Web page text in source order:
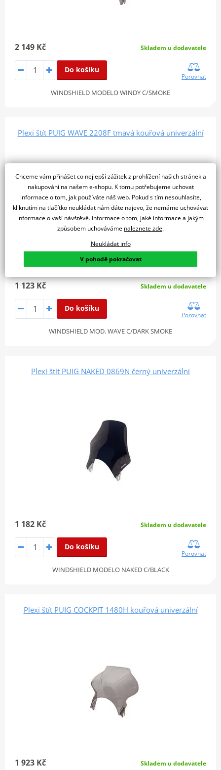
2 149 Kč Skladem u dodavatele
Do košíku
Porovnat
WINDSHIELD MODELO WINDY C/SMOKE
Plexi štít PUIG WAVE 2208F tmavá kouřová univerzální
1 123 Kč Skladem u dodavatele
Do košíku
Porovnat
WINDSHIELD MOD. WAVE C/DARK SMOKE
Plexi štít PUIG NAKED 0869N černý univerzální
1 182 Kč Skladem u dodavatele
Do košíku
Porovnat
WINDSHIELD MODELO NAKED C/BLACK
Plexi štít PUIG COCKPIT 1480H kouřová univerzální
1 923 Kč Skladem u dodavatele
Chceme vám přinášet co nejlepší zážitek z prohlížení našich stránek a
nakupování na našem e-shopu. K tomu potřebujeme uchovat
informace o tom, jak používáte náš web. Pokud s tím nesouhlasíte,
kliknutím na tlačítko neukládat nám dáte najevo, že nemáme uchovávat
informace o vaší návštěvě. Informace o tom, jaké informace a jakým
způsobem uchováváme naleznete zde.
Neukládat info
V pohodě pokračovat